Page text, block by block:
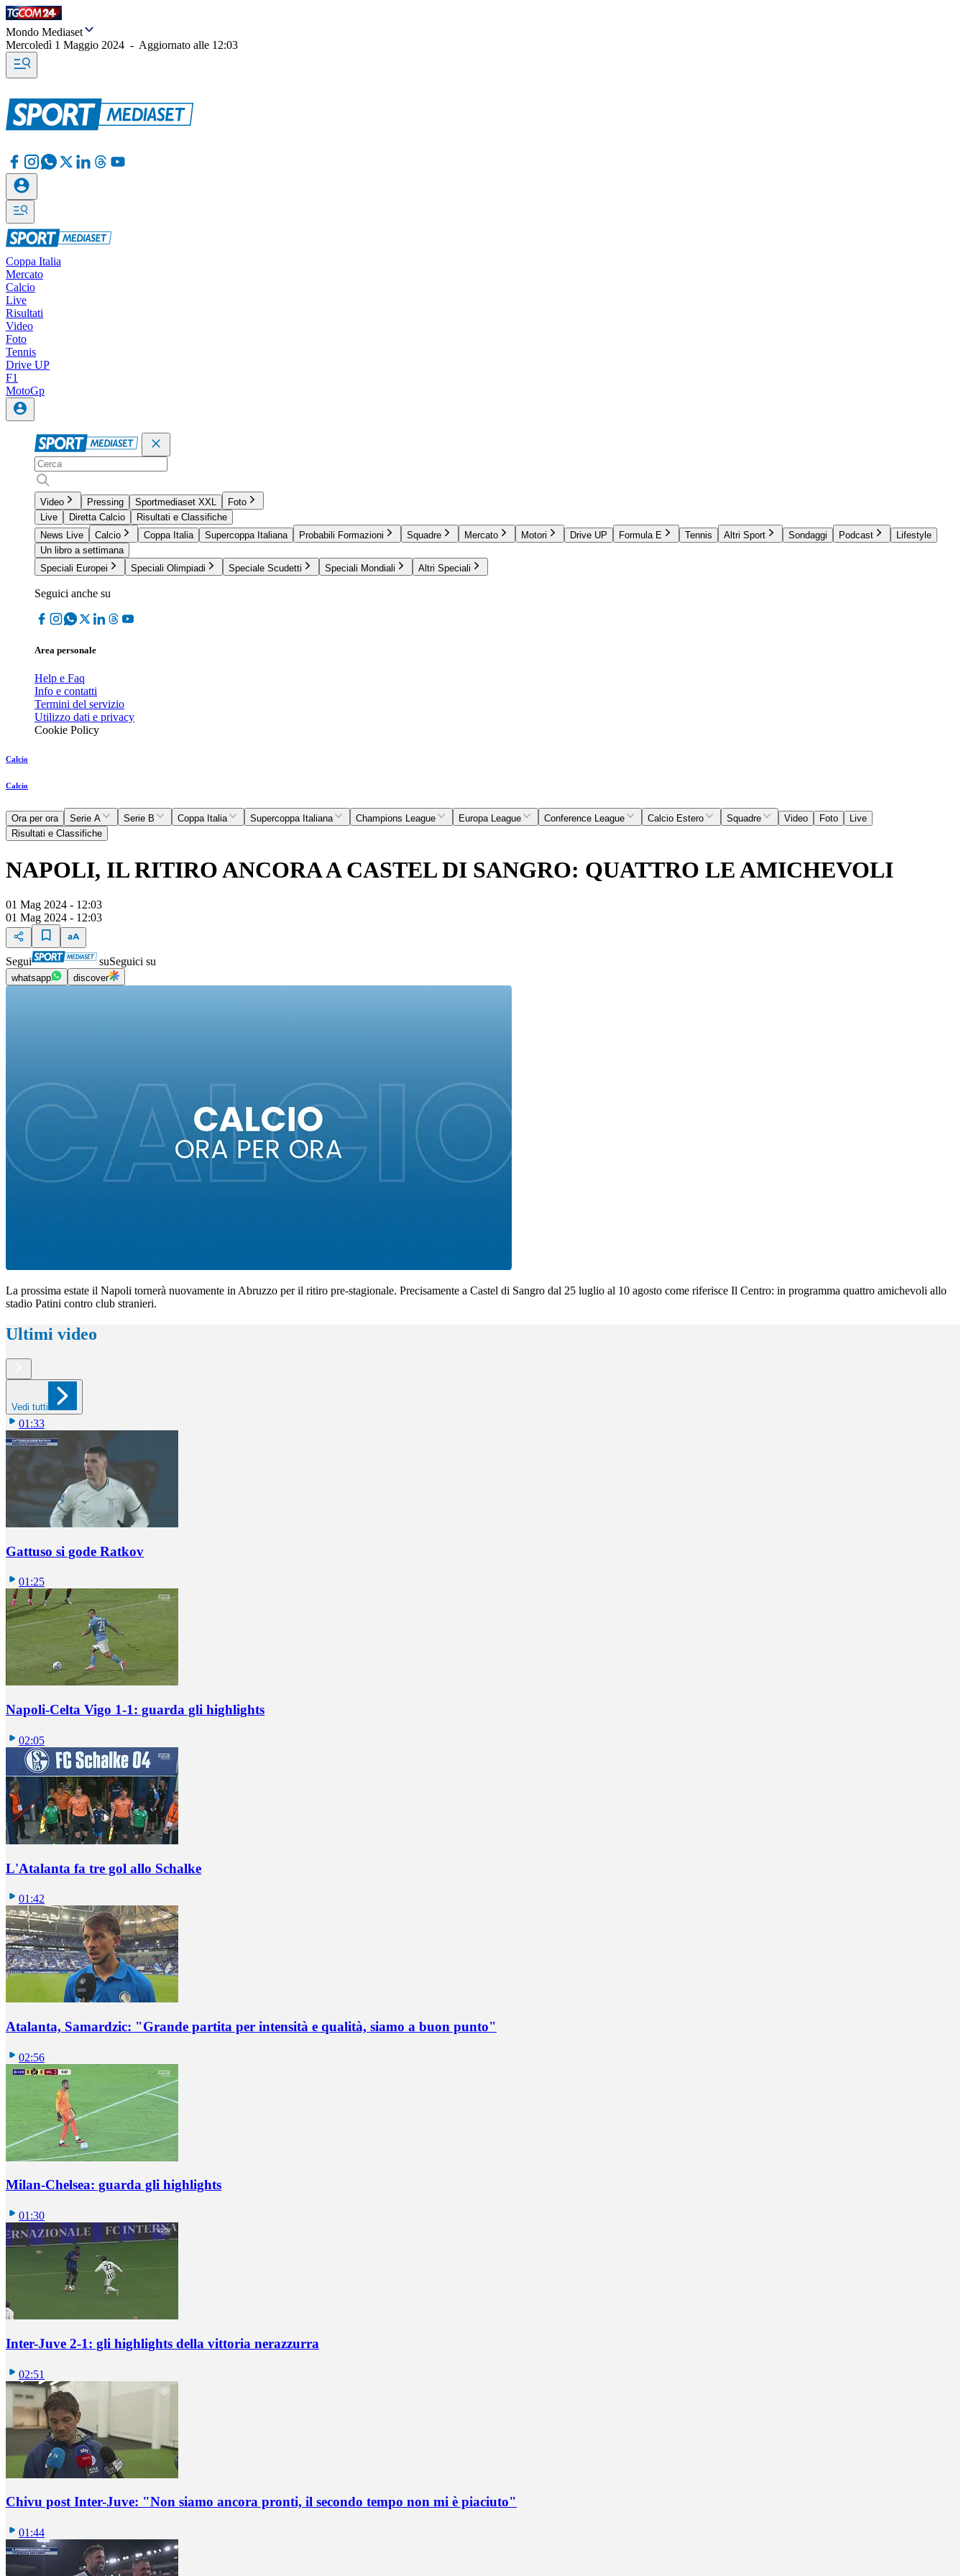
Mondo Mediaset
Mercoledì 1 Maggio 2024 - Aggiornato alle 12:03
Coppa Italia
Mercato
Calcio
Live
Risultati
Video
Foto
Tennis
Drive UP
F1
MotoGp
Video Pressing Sportmediaset XXL
Foto
Live
Diretta Calcio
Risultati e Classifiche
News Live
Calcio Coppa Italia Supercoppa Italiana Probabili Formazioni Squadre Mercato Motori Drive UP Formula E Tennis Altri Sport Sondaggi Podcast
Lifestyle
Un libro a settimana
Speciali Europei
Speciali Olimpiadi Speciale Scudetti Speciali Mondiali Altri Speciali
Seguici anche su
Area personale
Help e Faq
Info e contatti
Termini del servizio
Utilizzo dati e privacy
Cookie Policy
Calcio
Calcio
Ora per ora Serie A Serie B Coppa Italia Supercoppa Italiana Champions League Europa League Conference League Calcio Estero Squadre Video Foto
Live
Risultati e Classifiche
NAPOLI, IL RITIRO ANCORA A CASTEL DI SANGRO: QUATTRO LE AMICHEVOLI
01 Mag 2024 - 12:03
01 Mag 2024 - 12:03
Segui suSeguici su
whatsapp discover
La prossima estate il Napoli tornerà nuovamente in Abruzzo per il ritiro pre-stagionale. Precisamente a Castel di Sangro dal 25 luglio al 10 agosto come riferisce Il Centro: in programma quattro amichevoli allo
stadio Patini contro club stranieri.
Ultimi video
Vedi tutti
01:33
Gattuso si gode Ratkov
01:25
Napoli-Celta Vigo 1-1: guarda gli highlights
02:05
L'Atalanta fa tre gol allo Schalke
01:42
Atalanta, Samardzic: "Grande partita per intensità e qualità, siamo a buon punto"
02:56
Milan-Chelsea: guarda gli highlights
01:30
Inter-Juve 2-1: gli highlights della vittoria nerazzurra
02:51
Chivu post Inter-Juve: "Non siamo ancora pronti, il secondo tempo non mi è piaciuto"
01:44